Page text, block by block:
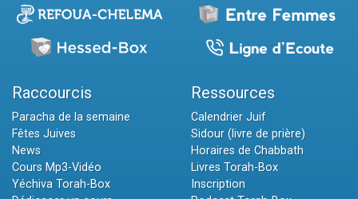
Raccourcis
Paracha de la semaine
Fêtes Juives
News
Cours Mp3-Vidéo
Yéchiva Torah-Box
Ressources
Calendrier Juif
Sidour (livre de prière)
Horaires de Chabbath
Livres Torah-Box
Inscription